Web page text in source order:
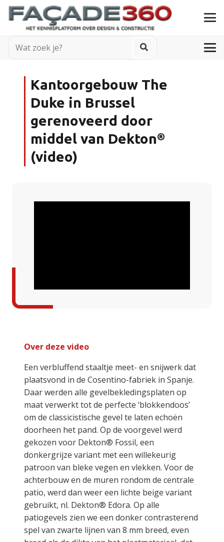
Kantoorgebouw The
Duke in Brussel
gerenoveerd door
middel van Dekton®
(video)
Over deze video
Een verbluffend staaltje meet- en snijwerk dat
plaatsvond in de Cosentino-fabriek in Spanje.
Daar werden alle gevelbekledingsplaten op
maat verwerkt tot de perfecte ‘blokkendoos’
om de classicistische gevel te laten echoën
doorheen het pand. Op de voorgevel werd
gekozen voor Dekton® Fossil, een
donkergrijze variant met een willekeurig
patroon van bleke vegen en vlekken. Voor de
achterbouw en de muren rondom de centrale
patio, werd dan weer een lichte beige variant
gebruikt, nl. Dekton® Edora. Op alle
patiogevels zien we een donker contrasterend
spel van zwarte lijnen van 8 mm breed, even